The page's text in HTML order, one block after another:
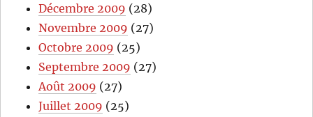
Décembre 2009 (28)
Novembre 2009 (27)
Octobre 2009 (25)
Septembre 2009 (27)
Août 2009 (27)
Juillet 2009 (25)